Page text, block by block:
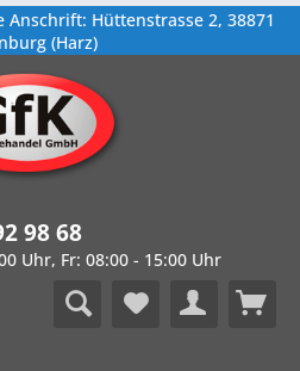
Hüttenstrasse 2, 38871
(Harz)
98 68
Uhr, Fr: 08:00 - 15:00 Uhr